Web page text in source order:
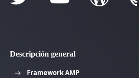
Descripción general
Framework AMP